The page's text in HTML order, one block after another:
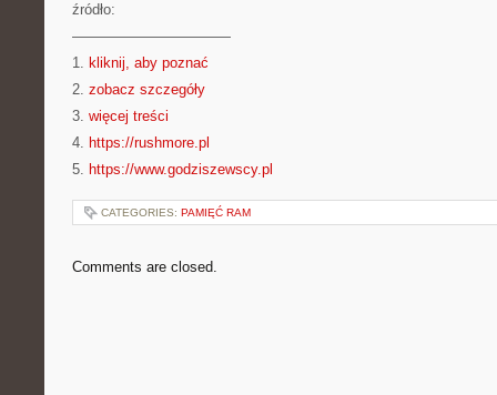
źródło:
———————————
1. kliknij, aby poznać
2. zobacz szczegóły
3. więcej treści
4. https://rushmore.pl
5. https://www.godziszewscy.pl
CATEGORIES: PAMIĘĆ RAM
Comments are closed.